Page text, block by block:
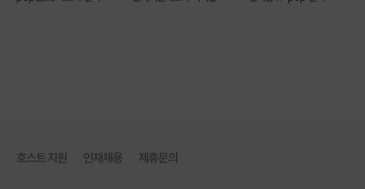
7. 연습곡을 함께 연습하기
호스트 지원 인재채용 제휴문의